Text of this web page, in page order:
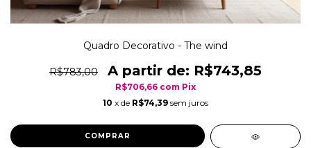
Quadro Decorativo - The wind
R$783,00 R$743,85
R$706,66 com Pix
10 x de R$74,39 sem juros
COMPRAR